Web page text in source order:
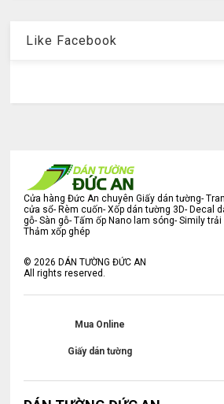
Like Facebook
Cửa hàng Đức An chuyên Giấy dán tường-
cửa sổ- Rèm cuốn- Xốp dán tường 3D- Decal
gỗ- Sàn gỗ- Tấm ốp Nano lam sóng- Simily
Thảm xốp ghép
© 2026 DÁN TƯỜNG ĐỨC AN
All rights reserved.
Mua Online
Giấy dán tường